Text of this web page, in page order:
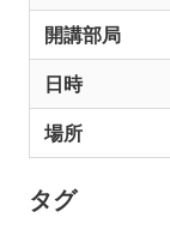
開講部局
日時
場所
タグ